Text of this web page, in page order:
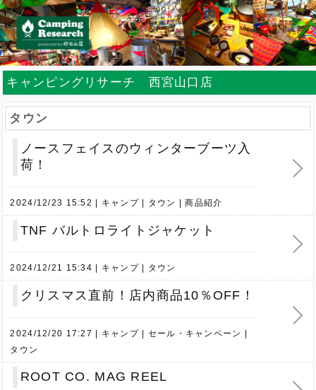
キャンピングリサーチ 西宮山口店
タウン
ノースフェイスのウィンターブーツ入
荷！
2024/12/23 15:52 キャンプ タウン 商品紹介
TNF バルトロライトジャケット
2024/12/21 15:34 キャンプ タウン
クリスマス直前！店内商品10％OFF！
2024/12/20 17:27 キャンプ
セール・キャンペーン
タウン
ROOT CO. MAG REEL